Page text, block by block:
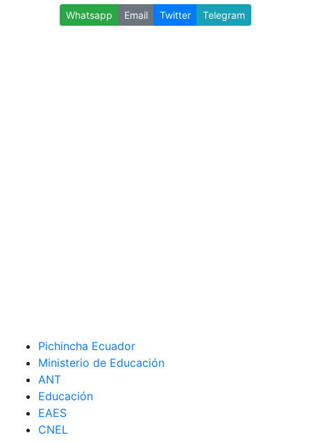
Whatsapp Email Twitter Telegram
Pichincha Ecuador
Ministerio de Educación
ANT
Educación
EAES
CNEL